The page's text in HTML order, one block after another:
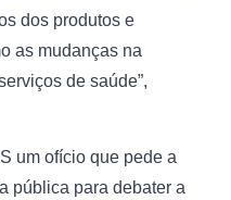
dos produtos e
as mudanças na
de saúde”,
um ofício que pede a
pública para debater a